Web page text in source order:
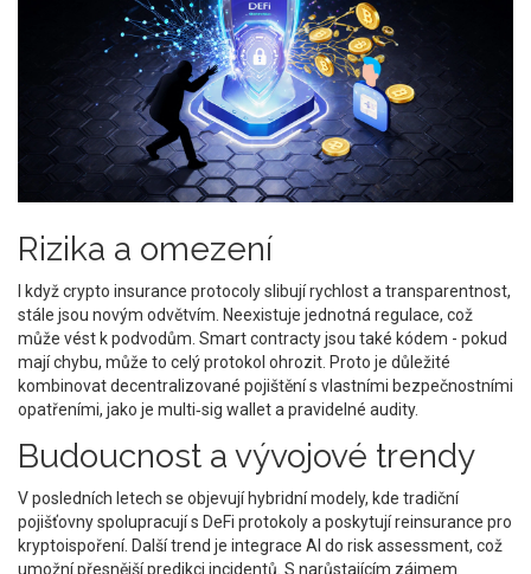
Rizika a omezení
I když crypto insurance protocoly slibují rychlost a transparentnost,
stále jsou novým odvětvím. Neexistuje jednotná regulace, což
může vést k podvodům. Smart contracty jsou také kódem - pokud
mají chybu, může to celý protokol ohrozit. Proto je důležité
kombinovat decentralizované pojištění s vlastními bezpečnostními
opatřeními, jako je multi‑sig wallet a pravidelné audity.
Budoucnost a vývojové trendy
V posledních letech se objevují hybridní modely, kde tradiční
pojišťovny spolupracují s DeFi protokoly a poskytují reinsurance pro
kryptoispoření. Další trend je integrace AI do risk assessment, což
umožní přesnější predikci incidentů. S narůstajícím zájmem